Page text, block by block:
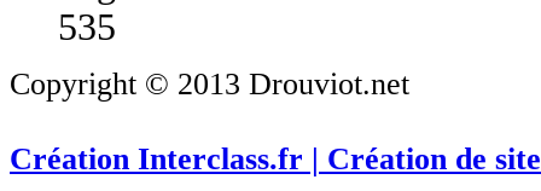
535
Copyright © 2013 Drouviot.net
Création Interclass.fr | Création de